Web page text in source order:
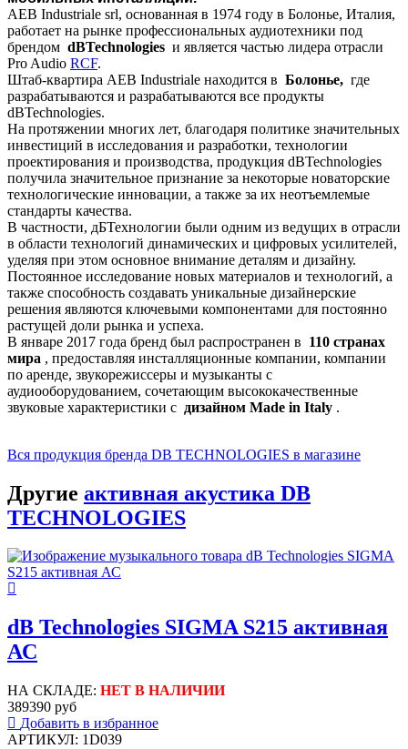
AEB Industriale srl, основанная в 1974 году в Болонье, Италия,
работает на рынке профессиональных аудиотехники под
брендом dBTechnologies и является частью лидера отрасли
Pro Audio RCF.
Штаб-квартира AEB Industriale находится в Болонье, где
разрабатываются и разрабатываются все продукты
dBTechnologies.
На протяжении многих лет, благодаря политике значительных
инвестиций в исследования и разработки, технологии
проектирования и производства, продукция dBTechnologies
получила значительное признание за некоторые новаторские
технологические инновации, а также за их неотъемлемые
стандарты качества.
В частности, дБТехнологии были одним из ведущих в отрасли
в области технологий динамических и цифровых усилителей,
уделяя при этом основное внимание деталям и дизайну.
Постоянное исследование новых материалов и технологий, а
также способность создавать уникальные дизайнерские
решения являются ключевыми компонентами для постоянно
растущей доли рынка и успеха.
В январе 2017 года бренд был распространен в 110 странах
мира , предоставляя инсталляционные компании, компании
по аренде, звукорежиссеры и музыканты с
аудиооборудованием, сочетающим высококачественные
звуковые характеристики с дизайном Made in Italy .
Вся продукция бренда DB TECHNOLOGIES в магазине
Другие активная акустика DB
TECHNOLOGIES
dB Technologies SIGMA S215 активная
АС
НА СКЛАДЕ: НЕТ В НАЛИЧИИ
389390 руб
Добавить в избранное
АРТИКУЛ: 1D039